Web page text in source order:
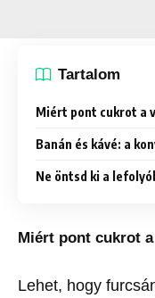
Tartalom
Miért pont cukrot a
Banán és kávé: a
Ne öntsd ki a
Miért pont cukrot
Lehet, hogy